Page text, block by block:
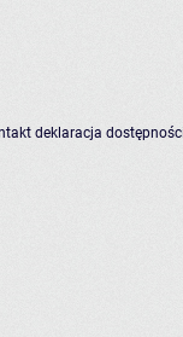
deklaracja